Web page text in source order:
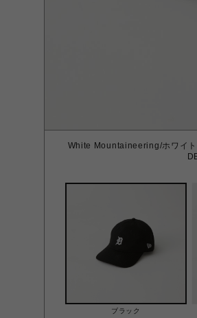
White Mountaineering/ホワイ
ブラック